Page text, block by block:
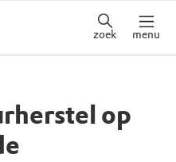
zoek menu
op